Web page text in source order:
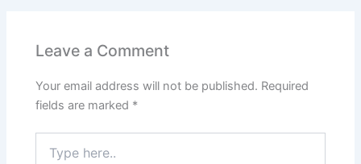
Leave a Comment
Your email address will not be published. Required
fields are marked *
here..